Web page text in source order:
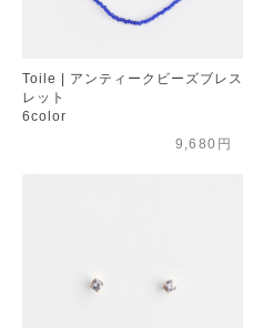
Toile | アンティークビーズブレス
レット
6color
9,680円